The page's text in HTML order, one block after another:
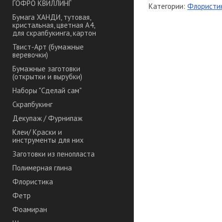
ГОФРО КВИЛЛИНГ
Бумага ХАНДИ, тутовая,
кристальная, цветная А4,
для скрапбукинга, картон
Твист-Арт (бумажные
веревочки)
Бумажные заготовки
(открытки и вырубки)
Наборы "Сделай сам"
Скрапбукинг
Декупаж / Фурнипаж
Клеи/ Краски и
инструменты для них
Заготовки из пенопласта
Полимерная глина
Флористика
Фетр
Фоамиран
Категории: